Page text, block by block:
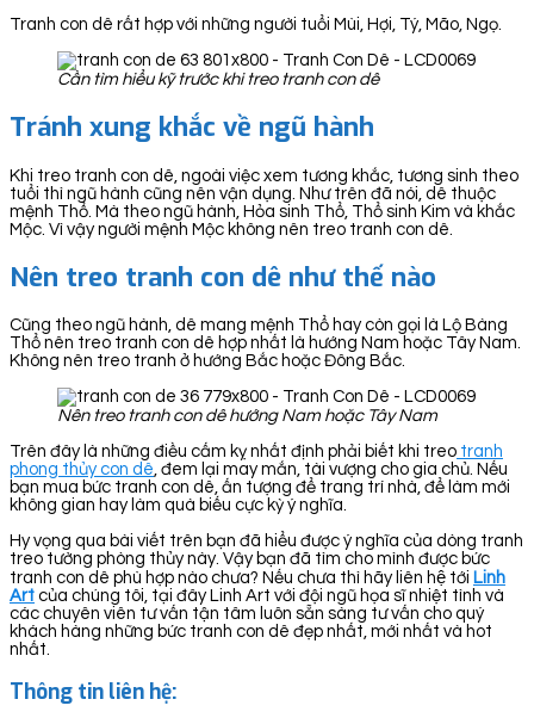
Tranh con dê rất hợp với những người tuổi Mùi, Hợi, Tý, Mão, Ngọ.
Cần tìm hiểu kỹ trước khi treo tranh con dê
Tránh xung khắc về ngũ hành
Khi treo tranh con dê, ngoài việc xem tương khắc, tương sinh theo
tuổi thì ngũ hành cũng nên vận dụng. Như trên đã nói, dê thuộc
mệnh Thổ. Mà theo ngũ hành, Hỏa sinh Thổ, Thổ sinh Kim và khắc
Mộc. Vì vậy người mệnh Mộc không nên treo tranh con dê.
Nên treo tranh con dê như thế nào
Cũng theo ngũ hành, dê mang mệnh Thổ hay còn gọi là Lộ Bàng
Thổ nên treo tranh con dê hợp nhất là hướng Nam hoặc Tây Nam.
Không nên treo tranh ở hướng Bắc hoặc Đông Bắc.
Nên treo tranh con dê hướng Nam hoặc Tây Nam
Trên đây là những điều cấm kỵ nhất định phải biết khi treo tranh
phong thủy con dê , đem lại may mắn, tài vượng cho gia chủ. Nếu
bạn mua bức tranh con dê, ấn tượng để trang trí nhà, để làm mới
không gian hay làm quà biếu cực kỳ ý nghĩa.
Hy vọng qua bài viết trên bạn đã hiểu được ý nghĩa của dòng tranh
treo tường phòng thủy này. Vậy bạn đã tìm cho mình được bức
tranh con dê phù hợp nào chưa? Nếu chưa thì hãy liên hệ tới Linh
Art của chúng tôi, tại đây Linh Art với đội ngũ họa sĩ nhiệt tình và
các chuyên viên tư vấn tận tâm luôn sẵn sàng tư vấn cho quý
khách hàng những bức tranh con dê đẹp nhất, mới nhất và hot
nhất.
Thông tin liên hệ: